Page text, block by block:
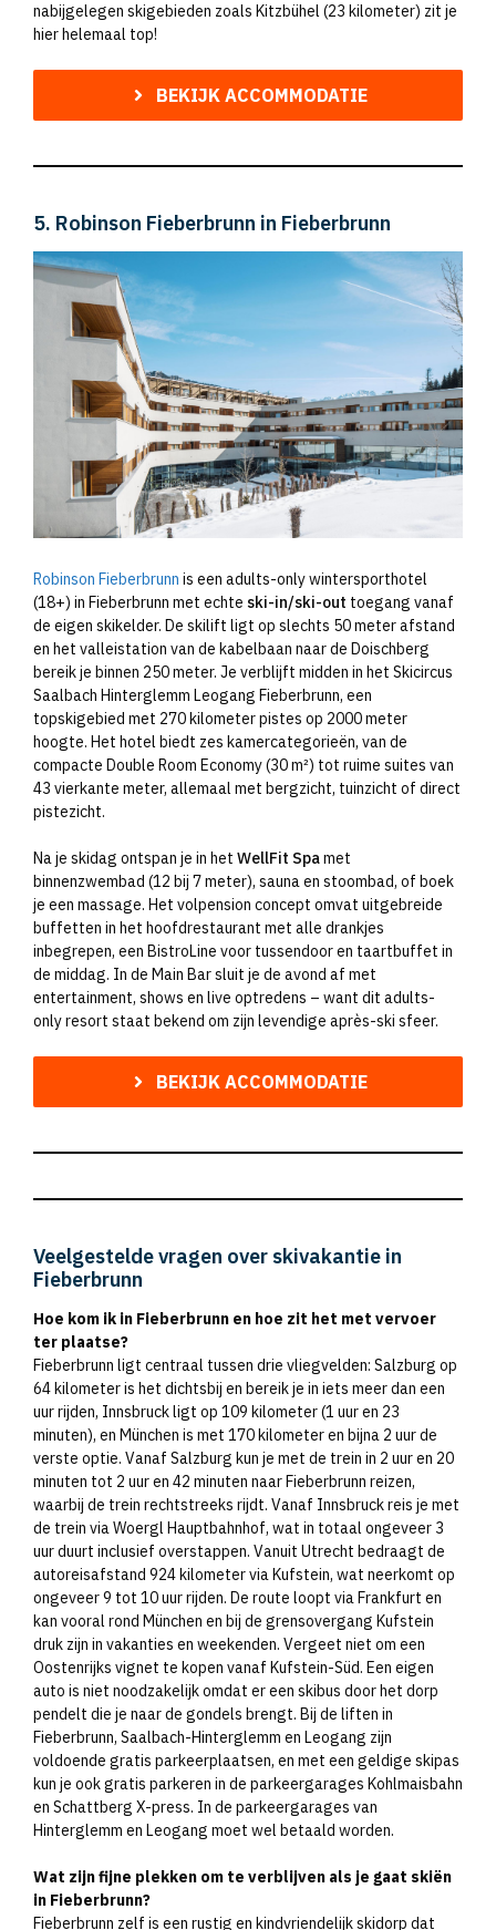
nabijgelegen skigebieden zoals Kitzbühel (23 kilometer) zit je
hier helemaal top!
BEKIJK ACCOMMODATIE
5. Robinson Fieberbrunn in Fieberbrunn
Robinson Fieberbrunn is een adults-only wintersporthotel
(18+) in Fieberbrunn met echte ski-in/ski-out toegang vanaf
de eigen skikelder. De skilift ligt op slechts 50 meter afstand
en het valleistation van de kabelbaan naar de Doischberg
bereik je binnen 250 meter. Je verblijft midden in het Skicircus
Saalbach Hinterglemm Leogang Fieberbrunn, een
topskigebied met 270 kilometer pistes op 2000 meter
hoogte. Het hotel biedt zes kamercategorieën, van de
compacte Double Room Economy (30 m²) tot ruime suites van
43 vierkante meter, allemaal met bergzicht, tuinzicht of direct
pistezicht.
Na je skidag ontspan je in het WellFit Spamet
binnenzwembad (12 bij 7 meter), sauna en stoombad, of boek
je een massage. Het volpension concept omvat uitgebreide
buffetten in het hoofdrestaurant met alle drankjes
inbegrepen, een BistroLine voor tussendoor en taartbuffet in
de middag. In de Main Bar sluit je de avond af met
entertainment, shows en live optredens – want dit adults-
only resort staat bekend om zijn levendige après-ski sfeer.
BEKIJK ACCOMMODATIE
Veelgestelde vragen over skivakantie in
Fieberbrunn
Hoe kom ik in Fieberbrunn en hoe zit het met vervoer
ter plaatse?
Fieberbrunn ligt centraal tussen drie vliegvelden: Salzburg op
64 kilometer is het dichtsbij en bereik je in iets meer dan een
uur rijden, Innsbruck ligt op 109 kilometer (1 uur en 23
minuten), en München is met 170 kilometer en bijna 2 uur de
verste optie. Vanaf Salzburg kun je met de trein in 2 uur en 20
minuten tot 2 uur en 42 minuten naar Fieberbrunn reizen,
waarbij de trein rechtstreeks rijdt. Vanaf Innsbruck reis je met
de trein via Woergl Hauptbahnhof, wat in totaal ongeveer 3
uur duurt inclusief overstappen. Vanuit Utrecht bedraagt de
autoreisafstand 924 kilometer via Kufstein, wat neerkomt op
ongeveer 9 tot 10 uur rijden. De route loopt via Frankfurt en
kan vooral rond München en bij de grensovergang Kufstein
druk zijn in vakanties en weekenden. Vergeet niet om een
Oostenrijks vignet te kopen vanaf Kufstein-Süd. Een eigen
auto is niet noodzakelijk omdat er een skibus door het dorp
pendelt die je naar de gondels brengt. Bij de liften in
Fieberbrunn, Saalbach-Hinterglemm en Leogang zijn
voldoende gratis parkeerplaatsen, en met een geldige skipas
kun je ook gratis parkeren in de parkeergarages Kohlmaisbahn
en Schattberg X-press. In de parkeergarages van
Hinterglemm en Leogang moet wel betaald worden.​
Wat zijn fijne plekken om te verblijven als je gaat skiën
in Fieberbrunn?
Fieberbrunn zelf is een rustig en kindvriendelijk skidorp dat